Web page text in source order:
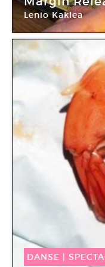
Lenio Kaklea
Atelier de Paris /
DANSE |